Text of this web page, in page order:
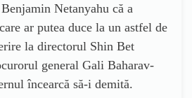
Netanyahu că a
ar putea duce la un astfel de
la directorul Shin Bet
general Gali Baharav-
încearcă să-i demită.